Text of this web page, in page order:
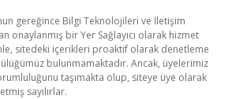
gereğince Bilgi Teknolojileri ve İletişim
onaylanmış bir Yer Sağlayıcı olarak hizmet
sitedeki içerikleri proaktif olarak denetleme
bulunmamaktadır. Ancak, üyelerimiz
taşımakta olup, siteye üye olarak
sayılırlar.